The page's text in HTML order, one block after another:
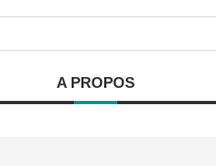
A PROPOS